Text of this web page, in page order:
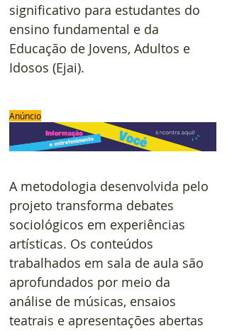
significativo para estudantes do
ensino fundamental e da
Educação de Jovens, Adultos e
Idosos (Ejai).
Anúncio
A metodologia desenvolvida pelo
projeto transforma debates
sociológicos em experiências
artísticas. Os conteúdos
trabalhados em sala de aula são
aprofundados por meio da
análise de músicas, ensaios
teatrais e apresentações abertas